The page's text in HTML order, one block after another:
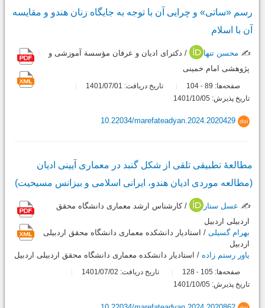
رسم «ساتی» و چرایی آن با توجه به جایگاه زنان هندو و مقایسه
آن با اسلام
✍️ محسن تنها
/ دکترای ادیان و عرفان مؤسسة آموزشی و
پژوهشی امام خمینی
صفحه‌ها: 89
-
تاریخ دریافت: 1401/07/01
تاریخ پذیرش: 1401/10/05
doi
10.22034/marefateadyan.2024.2020429
مطالعۀ تطبیقی تلقی از شکل گنبد در معماری آیینی ادیان
(مطالعه موردی ادیان هندو، ایرانی اسلامی و بیزانس مسیحیت)
✍️ عسل ستار
/ کارشناس ارشد معماری دانشگاه محقق
اردبیلی اردبیل
بهرام گسیلی / استادیار دانشکده معماری دانشگاه محقق اردبیلی
اردبیل
یاور رستم زاده / استادیار دانشکده معماری دانشگاه محقق اردبیلی اردبیل
صفحه‌ها: 105
-
تاریخ دریافت: 1401/07/02
تاریخ پذیرش: 1401/10/05